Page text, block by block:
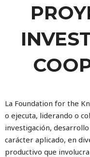
La Foundation for the
o ejecuta, liderando o
investigación,
carácter aplicado, en
productivo que